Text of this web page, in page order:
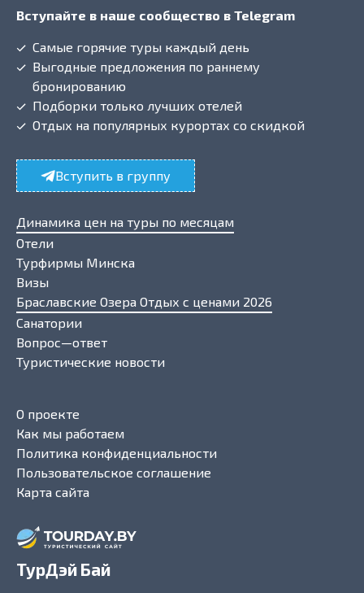
ТурДэй Бай
Динамика цен на туры по месяцам
Отели
Турфирмы Минска
Визы
Браславские Озера Отдых с ценами 2026
Санатории
Вопрос—ответ
Туристические новости
О проекте
Как мы работаем
Политика конфиденциальности
Пользовательское соглашение
Карта сайта
Вступайте в наше сообщество в Telegram
Самые горячие туры каждый день
Выгодные предложения по раннему
бронированию
Подборки только лучших отелей
Отдых на популярных курортах со скидкой
Вступить в группу